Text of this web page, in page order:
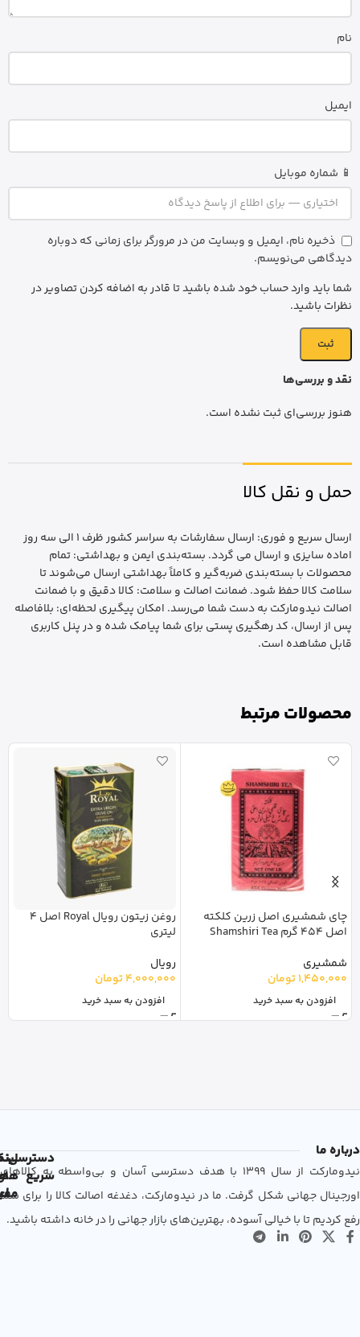
نقد و بررسی‌ها
هنوز بررسی‌ای ثبت نشده است.
نام
ایمیل
📱 شماره موبایل
ذخیره نام، ایمیل و وبسایت من در مرورگر برای زمانی که دوباره
دیدگاهی می‌نویسم.
شما باید وارد حساب خود شده باشید تا قادر به اضافه کردن تصاویر در
نظرات باشید.
حمل و نقل کالا
ارسال سریع و فوری: ارسال سفارشات به سراسر کشور ظرف 1 الی سه روز
اماده سایزی و ارسال می گردد. بسته‌بندی ایمن و بهداشتی: تمام
محصولات با بسته‌بندی ضربه‌گیر و کاملاً بهداشتی ارسال می‌شوند تا
سلامت کالا حفظ شود. ضمانت اصالت و سلامت: کالا دقیق و با ضمانت
اصالت نیدومارکت به دست شما می‌رسد. امکان پیگیری لحظه‌ای: بلافاصله
پس از ارسال، کد رهگیری پستی برای شما پیامک شده و در پنل کاربری
قابل مشاهده است.
محصولات مرتبط
چای شمشیری اصل زرین کلکته
اصل 454 گرم Shamshiri Tea
شمشیری
1,450,000تومان
افزودن به سبد خرید
روغن زیتون رویال Royal اصل 4
لیتری
رویال
4,000,000تومان
افزودن به سبد خرید
درباره ما
نیدومارکت از سال 1399 با هدف دسترسی آسان و بی‌واسطه به کالاهای
اورجینال جهانی شکل گرفت. ما در نیدومارکت، دغدغه اصالت کالا را برای شما
رفع کردیم تا با خیالی آسوده، بهترین‌های بازار جهانی را در خانه داشته باشید.
دسترسی
سریع